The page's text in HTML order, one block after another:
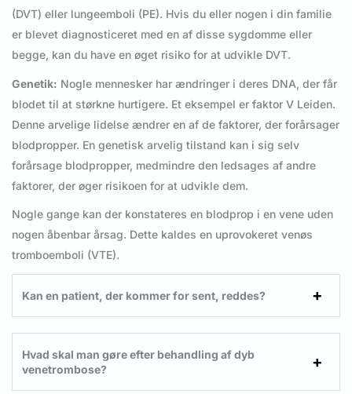
(DVT) eller lungeemboli (PE). Hvis du eller nogen i din familie
er blevet diagnosticeret med en af disse sygdomme eller
begge, kan du have en øget risiko for at udvikle DVT.
Genetik: Nogle mennesker har ændringer i deres DNA, der får
blodet til at størkne hurtigere. Et eksempel er faktor V Leiden.
Denne arvelige lidelse ændrer en af de faktorer, der forårsager
blodpropper. En genetisk arvelig tilstand kan i sig selv
forårsage blodpropper, medmindre den ledsages af andre
faktorer, der øger risikoen for at udvikle dem.
Nogle gange kan der konstateres en blodprop i en vene uden
nogen åbenbar årsag. Dette kaldes en uprovokeret venøs
tromboemboli (VTE).
Kan en patient, der kommer for sent, reddes?
Hvad skal man gøre efter behandling af dyb
venetrombose?